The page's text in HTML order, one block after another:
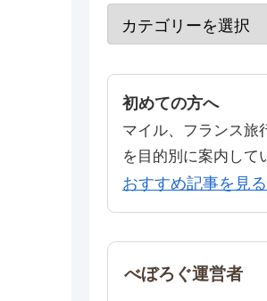
初めての方へ
マイル、フランス旅
を目的別に案内して
おすすめ記事を見る
べぼろぐ運営者